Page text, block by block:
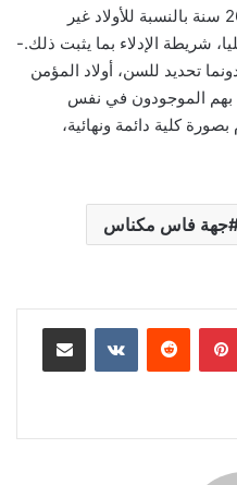
العمل.- يمكن تمديد حد السن إلى 26 سنة بالنسبة للأولاد غير
شريطة الإدلاء بما يثبت ذلك.-
تحديد للسن، أولاد المؤمن
بهم الموجودون في نفس
كلية دائمة ونهائية،
جهة فاس مكناس
بينتيريست مشاركة عبر البريد